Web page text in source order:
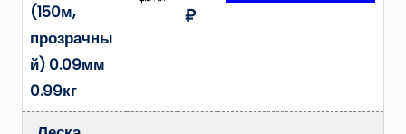
(150м,
прозрачны
й) 0.09мм
0.99кг
₽